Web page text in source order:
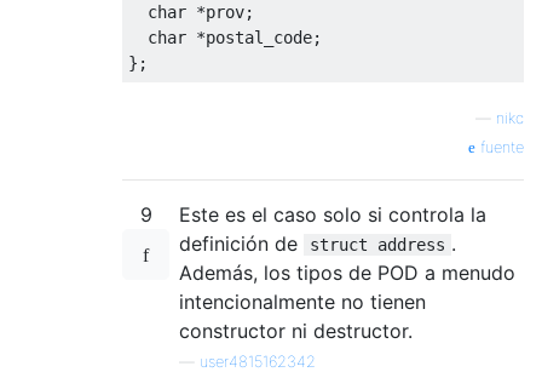
char *prov;
char *postal_code;
};
nikc
fuente
9
Este es el caso solo si controla la
definición de
struct address .
Además, los tipos de POD a menudo
intencionalmente no tienen
constructor ni destructor.
user4815162342